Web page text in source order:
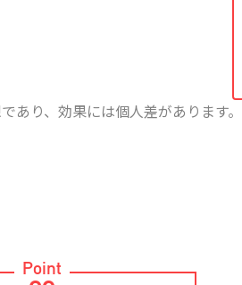
あり、効果には個人差があります。
Point